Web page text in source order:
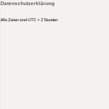
Datenschutzerklärung
Alle Zeiten sind UTC + 2 Stunden